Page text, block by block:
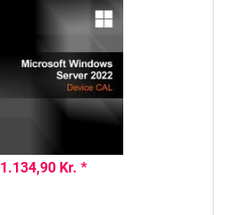
1.134,90 Kr. *